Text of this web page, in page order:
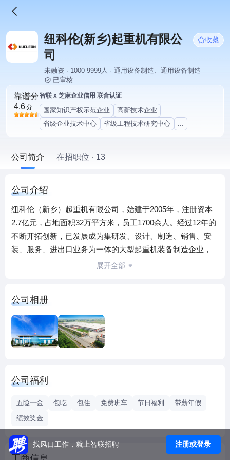
纽科伦(新乡)起重机有限公
司
收藏
未融资 · 1000-9999人 · 通用设备制造、通用设备制造
已审核
靠谱分
4.6分
智联 x 芝麻企业信用 联合认证
国家知识产权示范企业
高新技术企业
省级企业技术中心
省级工程技术研究中心 ...
公司简介 在招职位 · 13
公司介绍
纽科伦（新乡）起重机有限公司，始建于2005年，注册资本
2.7亿元，占地面积32万平方米，员工1700余人。经过12年的
不断开拓创新，已发展成为集研发、设计、制造、销售、安
装、服务、进出口业务为一体的大型起重机装备制造企业，
形成了强大的综合技术创新体系，已成长为国内最大的轻小
理事长单位。
2010年以来，公司先后荣获“国家高新技术企业”、“中国机械
工业质量奖”、“河南省著名商标”、“中国机械工业优质品
牌”、“中原最佳雇主”、“国家4A级标准化良好行为企业”、“河
业”等200余项荣誉。
割机、全功能数控车床、立式加工中心、焊接机器人、重型
数控落地铣镗床、双枪龙门焊等一批高精尖端设备，为制造
高品质的产品奠定了坚实的基础。公司公司主导产品已广泛
展开全部
公司相册
公司福利
五险一金 包吃 包住 免费班车 节日福利
带薪年假
绩效奖金
找风口工作，就上智联招聘 注册或登录